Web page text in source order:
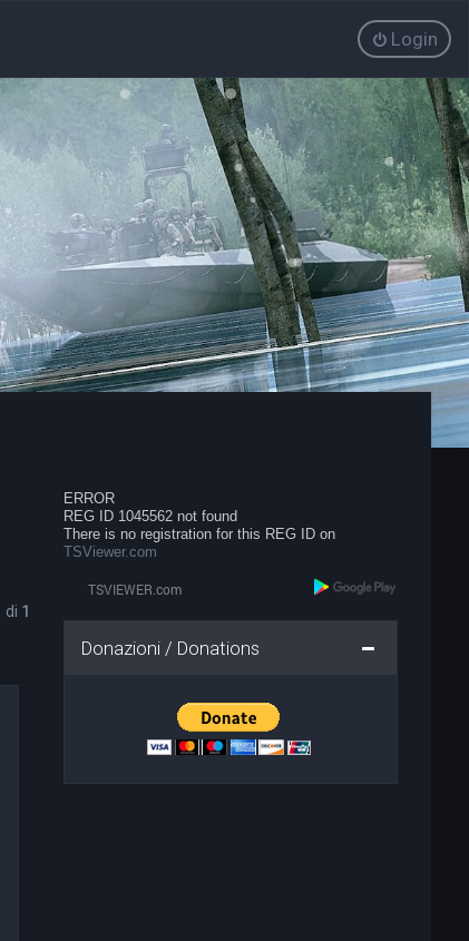
Login
di 1
ERROR
REG ID 1045562 not found
There is no registration for this REG ID on
TSViewer.com
Donazioni / Donations